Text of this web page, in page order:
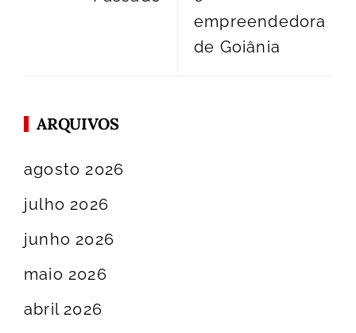
empreendedora
de Goiânia
ARQUIVOS
agosto 2026
julho 2026
junho 2026
maio 2026
abril 2026